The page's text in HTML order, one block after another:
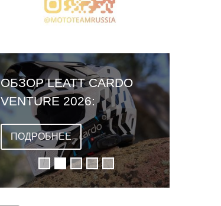
ОБЗОР LEATT CARDO
VENTURE 2026:
ПЕРВЫЙ ШЛЕМ СО
ВСТРОЕННОЙ
ГАРНИТУРОЙ
ПОДРОБНЕЕ